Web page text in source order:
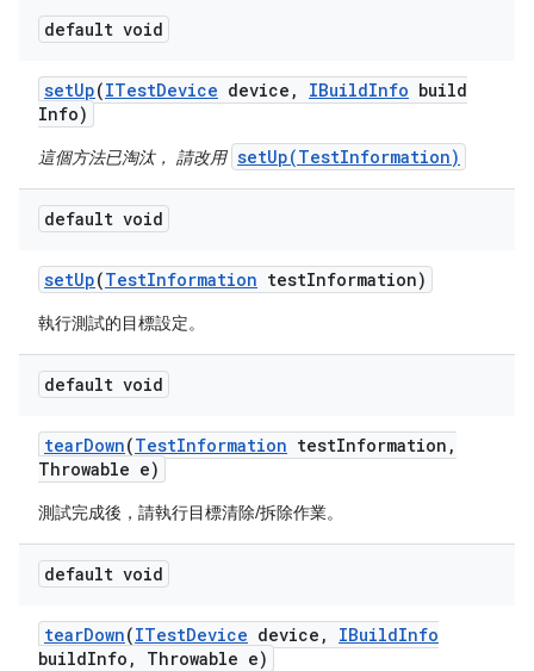
default void
setUp(ITestDevice device , IBuildInfo build
Info)
這個方法已淘汰， 請改用 setUp(TestInformation)
default void
setUp(TestInformation testInformation)
執行測試的目標設定。
default void
tearDown(TestInformation testInformation ,
Throwable e)
測試完成後，請執行目標清除/拆除作業。
default void
tearDown(ITestDevice device , IBuildInfo
buildInfo , Throwable e)